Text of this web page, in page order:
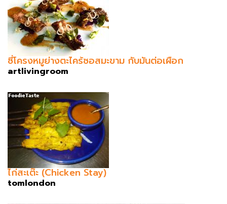
ซี่โครงหมูย่างตะไคร้ซอสมะขาม กับมันต่อเผือก
artlivingroom
ไก่สะเต๊ะ (Chicken Stay)
tomlondon